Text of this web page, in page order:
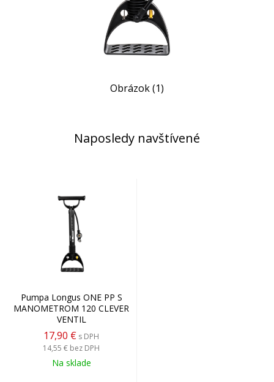
Obrázok (1)
Naposledy navštívené
Pumpa Longus ONE PP S
MANOMETROM 120 CLEVER
VENTIL
17,90 € s DPH
14,55 € bez DPH
Na sklade